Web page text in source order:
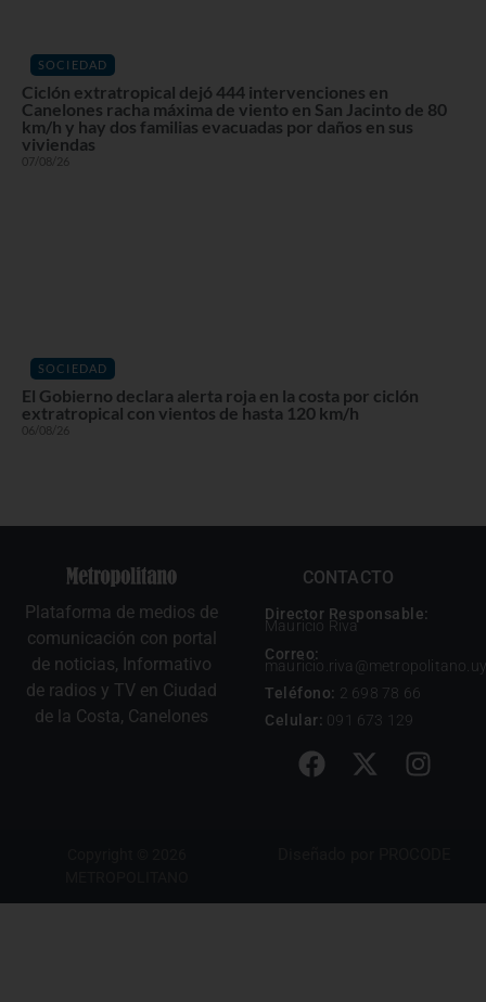
SOCIEDAD
Ciclón extratropical dejó 444 intervenciones en
Canelones racha máxima de viento en San Jacinto de 80
km/h y hay dos familias evacuadas por daños en sus
viviendas
07/08/26
SOCIEDAD
El Gobierno declara alerta roja en la costa por ciclón
extratropical con vientos de hasta 120 km/h
06/08/26
Plataforma de medios de
comunicación con portal
de noticias, Informativo
de radios y TV en Ciudad
de la Costa, Canelones
CONTACTO
Director Responsable:
Mauricio Riva
Correo:
mauricio.riva@metropolitano.uy
Teléfono: 2 698 78 66
Celular: 091 673 129